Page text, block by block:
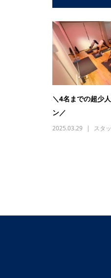
＼4名までの超少
ン／
2025.03.29 スタ